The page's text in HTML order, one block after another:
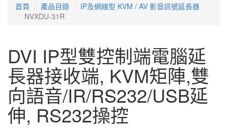
首頁 產品目錄
IP及網線型 KVM / AV 影音訊號延長器
NVXDU-31R
DVI IP型雙控制端電腦延
長器接收端, KVM矩陣,雙
向語音/IR/RS232/USB延
伸, RS232操控